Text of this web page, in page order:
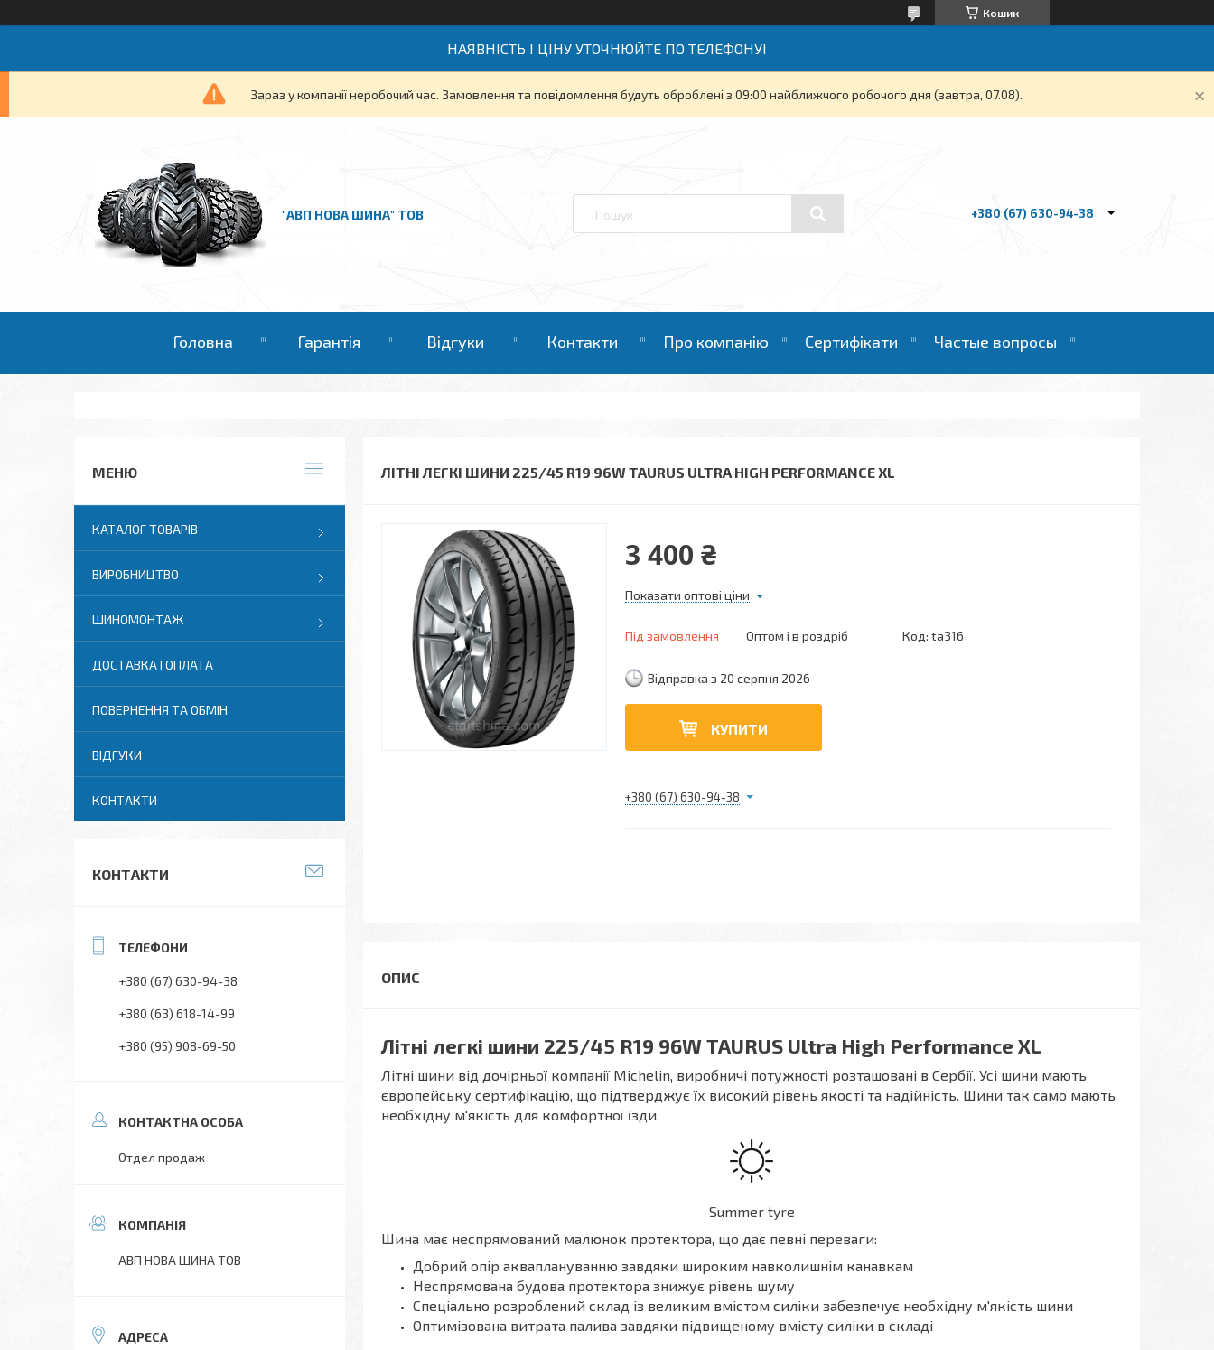
Кошик
НАЯВНІСТЬ І ЦІНУ УТОЧНЮЙТЕ ПО ТЕЛЕФОНУ!
Зараз у компанії неробочий час. Замовлення та повідомлення будуть оброблені з 09:00 найближчого робочого дня (завтра, 07.08).
"АВП НОВА ШИНА" ТОВ +380 (67) 630-94-38
Головна Гарантія Відгуки Контакти Про компанію Сертифікати Частые вопросы
ЛІТНІ ЛЕГКІ ШИНИ 225/45 R19 96W TAURUS ULTRA HIGH PERFORMANCE XL
3 400 ₴
Показати оптові ціни
Під замовлення Оптом і в роздріб Код: ta316
Відправка з 20 серпня 2026
КУПИТИ
+380 (67) 630-94-38
Літні легкі шини 225/45 R19 96W TAURUS Ultra High Performance XL
Літні шини від дочірньої компанії Michelin, виробничі потужності розташовані в Сербії. Усі шини мають
європейську сертифікацію, що підтверджує їх високий рівень якості та надійність. Шини так само мають
необхідну м'якість для комфортної їзди.
Summer tyre
Шина має неспрямований малюнок протектора, що дає певні переваги:
Добрий опір акваплануванню завдяки широким навколишнім канавкам
Неспрямована будова протектора знижує рівень шуму
Спеціально розроблений склад із великим вмістом силіки забезпечує необхідну м'якість шини
Оптимізована витрата палива завдяки підвищеному вмісту силіки в складі
КАТАЛОГ ТОВАРІВ
ВИРОБНИЦТВО
ШИНОМОНТАЖ
ДОСТАВКА І ОПЛАТА
ПОВЕРНЕННЯ ТА ОБМІН
ВІДГУКИ
КОНТАКТИ
КОНТАКТИ
+380 (67) 630-94-38
+380 (63) 618-14-99
+380 (95) 908-69-50
Отдел продаж
АВП НОВА ШИНА ТОВ